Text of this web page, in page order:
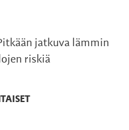
jatkuva lämmin
riskiä